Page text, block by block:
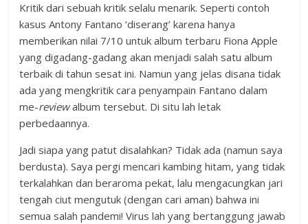
Kritik dari sebuah kritik selalu menarik. Seperti contoh
kasus Antony Fantano ‘diserang’ karena hanya
memberikan nilai 7/10 untuk album terbaru Fiona Apple
yang digadang-gadang akan menjadi salah satu album
terbaik di tahun sesat ini. Namun yang jelas disana tidak
ada yang mengkritik cara penyampain Fantano dalam
me-reviewalbum tersebut. Di situ lah letak
perbedaannya.
Jadi siapa yang patut disalahkan? Tidak ada (namun saya
berdusta). Saya pergi mencari kambing hitam, yang tidak
terkalahkan dan beraroma pekat, lalu mengacungkan jari
tengah ciut mengutuk (dengan cari aman) bahwa ini
semua salah pandemi! Virus lah yang bertanggung jawab